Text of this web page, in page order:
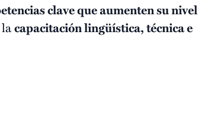
clave que aumenten su nivel
capacitación lingüística, técnica e